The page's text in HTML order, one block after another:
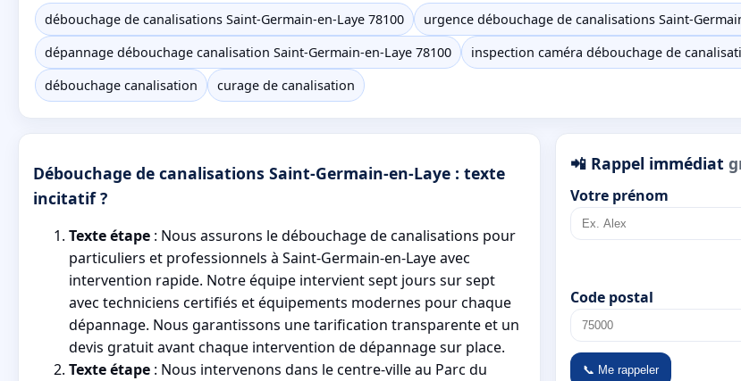
débouchage de canalisations Saint-Germain-en-Laye 78100
urgence débouchage de canalisations Saint-
dépannage débouchage canalisation Saint-Germain-en-Laye 78100
inspection caméra débouchage de
débouchage canalisation
curage de canalisation
Débouchage de canalisations Saint-Germain-en-Laye : texte
incitatif ?
Texte étape : Nous assurons le débouchage de canalisations pour
particuliers et professionnels à Saint-Germain-en-Laye avec
intervention rapide. Notre équipe intervient sept jours sur sept
avec techniciens certifiés et équipements modernes pour chaque
dépannage. Nous garantissons une tarification transparente et un
devis gratuit avant chaque intervention de dépannage sur place.
Texte étape : Nous intervenons dans le centre-ville au Parc du
📲 Rappel immédiat
Votre prénom
Code postal
📞 Me rappeler